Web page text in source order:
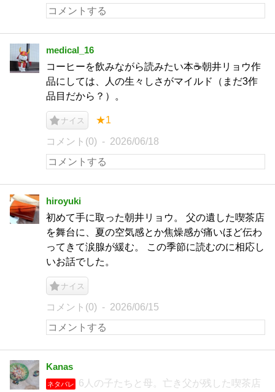
medical_16
コーヒーを飲みながら読みたい本☕️朝井リョウ作
品にしては、人の生々しさがマイルド（まだ3作
品目だから？）。
ナイス ★1
コメント(0) 2026/06/18
hiroyuki
初めて手に取った朝井リョウ。 父の遺した喫茶店
を舞台に、夏の空気感とか焦燥感が痛いほど伝わ
ってきて涙腺が緩む。 この季節に読むのに相応し
いお話でした。
ナイス
コメント(0) 2026/06/15
Kanas
ネタバレ
6人の子たちと母。亡き父が残した喫茶店